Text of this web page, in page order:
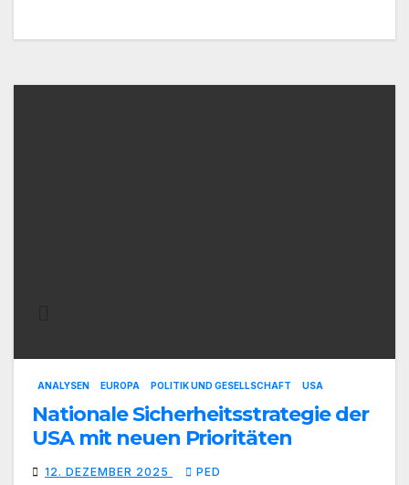
ANALYSEN EUROPA POLITIK UND GESELLSCHAFT USA
Nationale Sicherheitsstrategie der
USA mit neuen Prioritäten
12. DEZEMBER 2025 PED